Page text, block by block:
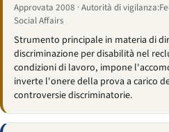
Approvata 2008 · Autorità di
Social Affairs
Strumento principale in materia di
discriminazione per disabilità nel
condizioni di lavoro, impone
inverte l'onere della prova a carico
controversie discriminatorie.